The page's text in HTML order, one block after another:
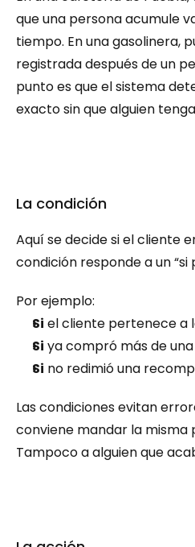
que una persona acumule
tiempo. En una gasolinera,
registrada después de un
punto es que el sistema
exacto sin que alguien
La condición
Aquí se decide si el cliente
condición responde a un “si
Por ejemplo:
Si el cliente pertenece a
Si ya compró más de una
Si no redimió una
Las condiciones evitan
conviene mandar la misma
Tampoco a alguien que